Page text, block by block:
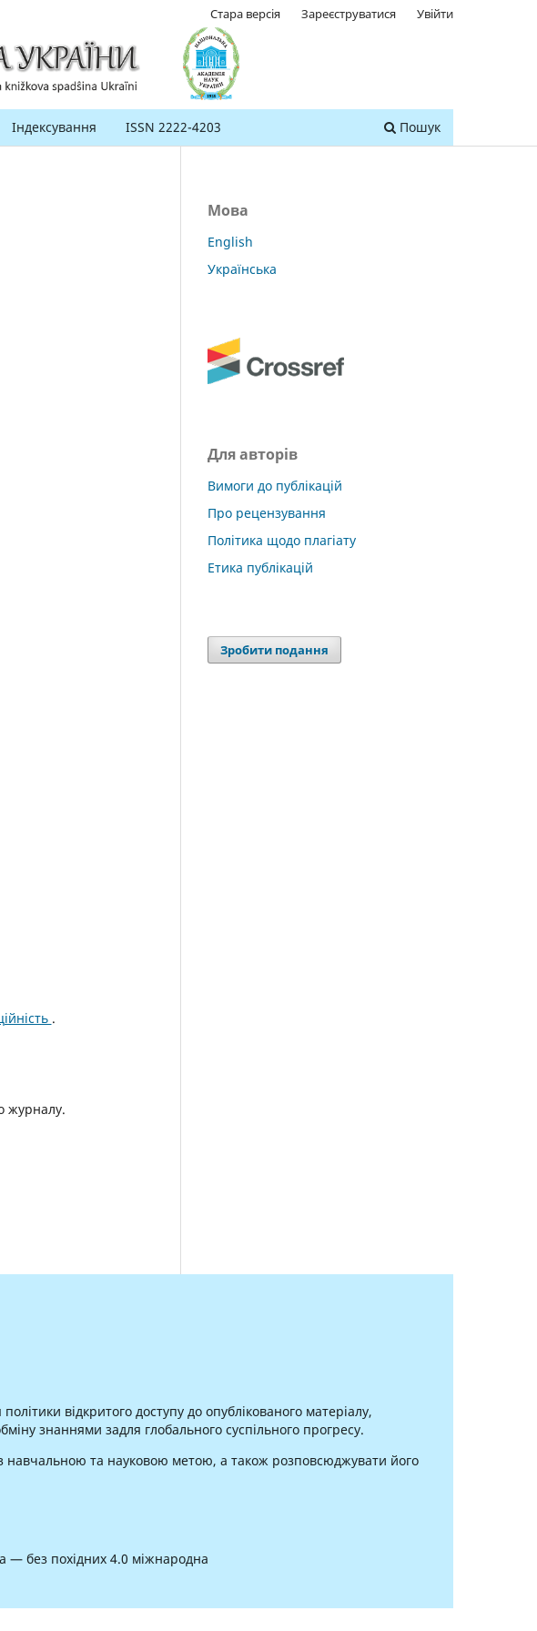
Індексування ISSN 2222-4203 Пошук
Стара версія Зареєструватися Увійти
.
журналу.
Мова
English
Українська
Для авторів
Вимоги до публікацій
Про рецензування
Політика щодо плагіату
Етика публікацій
Зробити подання
відкритого доступу до опублікованого матеріалу,
знаннями задля глобального суспільного прогресу.
навчальною та науковою метою, а також розповсюджувати його
— без похідних 4.0 міжнародна